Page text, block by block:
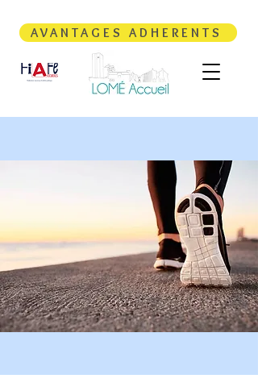
AVANTAGES ADHERENTS